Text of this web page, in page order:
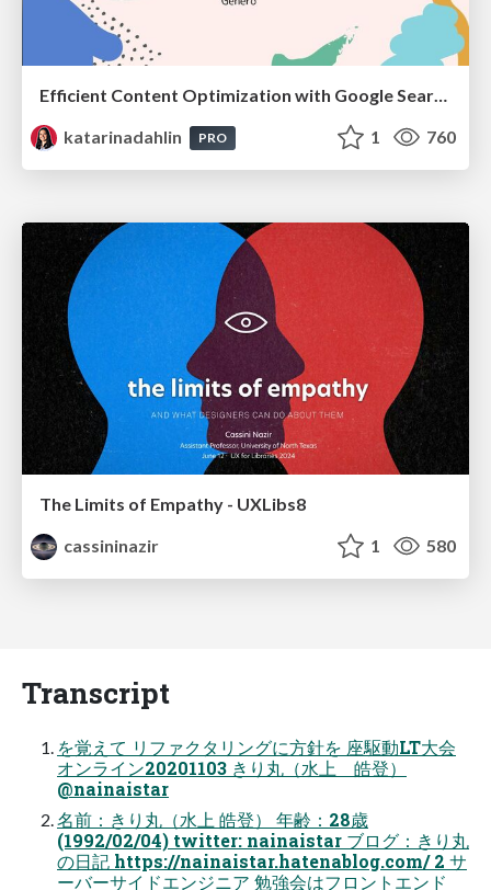
Efficient Content Optimization with Google Search Console & Apps Script
katarinadahlin
PRO 1 760
The Limits of Empathy - UXLibs8
cassininazir
1 580
Transcript
を覚えて リファクタリングに方針を 座駆動LT大会
オンライン20201103 きり丸（水上 皓登）
@nainaistar
名前：きり丸（水上 皓登） 年齢：28歳
(1992/02/04) twitter: nainaistar ブログ：きり丸
の日記 https://nainaistar.hatenablog.com/ 2 サ
ーバーサイドエンジニア 勉強会はフロントエンド